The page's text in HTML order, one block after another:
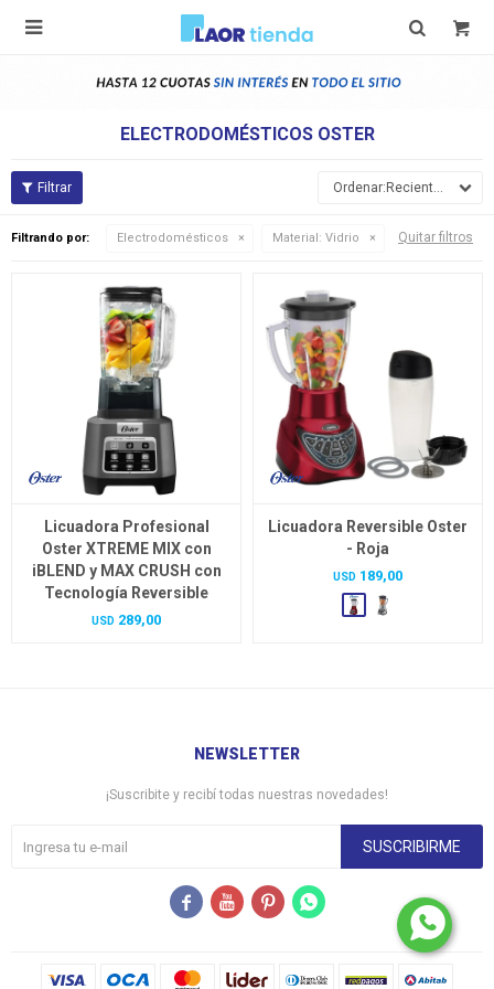

ELECTRODOMÉSTICOS OSTER
Recientes
Filtrando por: Electrodomésticos Material: Vidrio Quitar filtros
Licuadora Profesional
Oster XTREME MIX con
iBLEND y MAX CRUSH con
Tecnología Reversible
USD 289,00
Licuadora Reversible Oster
- Roja
USD 189,00
NEWSLETTER
¡Suscribite y recibí todas nuestras novedades!
SUSCRIBIRME
   